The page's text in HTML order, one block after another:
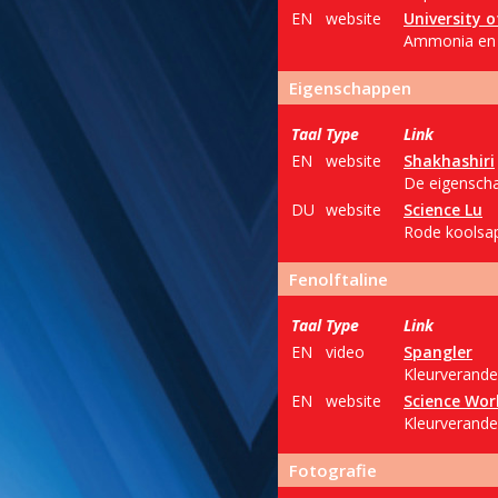
EN
website
University
Ammonia
Eigenschappen
Taal Type
Link
EN
website
Shakhashiri
De
DU website
Science Lu
Rode
Fenolftaline
Taal Type
Link
EN
video
Spangler
EN
website
Science
Fotografie